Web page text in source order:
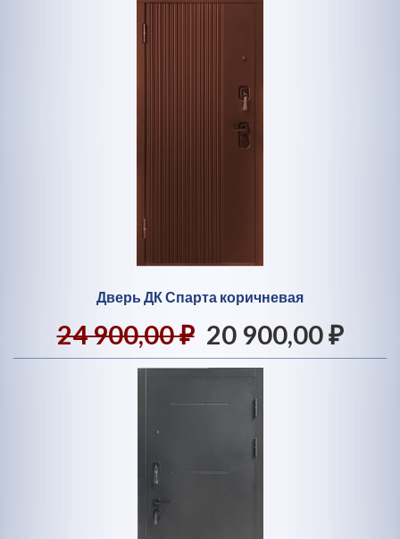
Дверь ДК Спарта коричневая
24 900,00 ₽ 20 900,00 ₽